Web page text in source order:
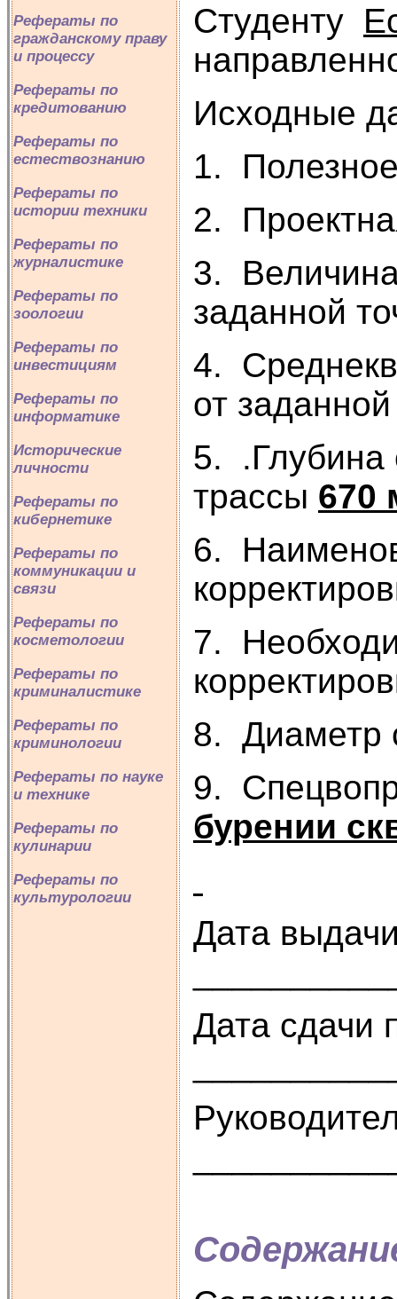
Рефераты по
гражданскому праву
и процессу
Рефераты по
кредитованию
Рефераты по
естествознанию
Рефераты по
истории техники
Рефераты по
журналистике
Рефераты по
зоологии
Рефераты по
инвестициям
Рефераты по
информатике
Исторические
личности
Рефераты по
кибернетике
Рефераты по
коммуникации и
связи
Рефераты по
косметологии
Рефераты по
криминалистике
Рефераты по
криминологии
Рефераты по науке
и технике
Рефераты по
кулинарии
Рефераты по
культурологии
Студенту
Исходные
1.
2.
3. Величина
заданной
4.
от
5. .Глубина
трассы 670
6.
7.
8. Диаметр
9.
бурении
Дата
Дата сдачи